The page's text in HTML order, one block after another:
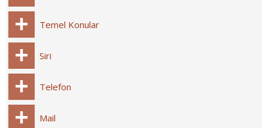
Temel Konular
Siri
Telefon
Mail